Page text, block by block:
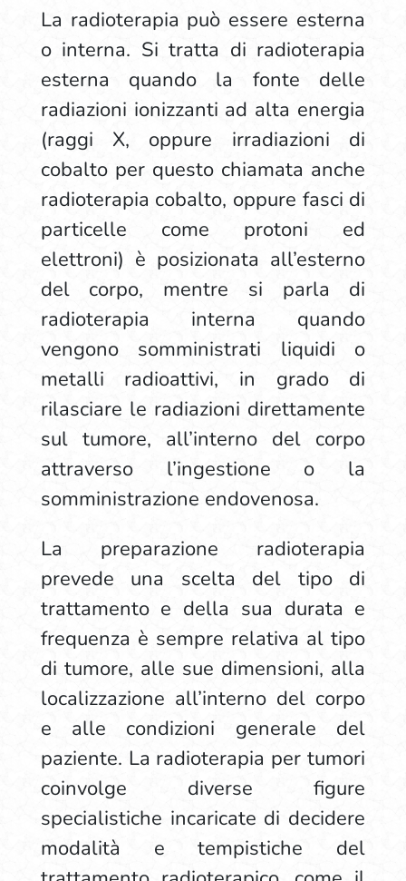
La radioterapia può essere esterna
o interna. Si tratta di radioterapia
esterna quando la fonte delle
radiazioni ionizzanti ad alta energia
(raggi X, oppure irradiazioni di
cobalto per questo chiamata anche
radioterapia cobalto, oppure fasci di
particelle come protoni ed
elettroni) è posizionata all’esterno
del corpo, mentre si parla di
radioterapia interna quando
vengono somministrati liquidi o
metalli radioattivi, in grado di
rilasciare le radiazioni direttamente
sul tumore, all’interno del corpo
attraverso l’ingestione o la
somministrazione endovenosa.
La preparazione radioterapia
prevede una scelta del tipo di
trattamento e della sua durata e
frequenza è sempre relativa al tipo
di tumore, alle sue dimensioni, alla
localizzazione all’interno del corpo
e alle condizioni generale del
paziente. La radioterapia per tumori
coinvolge diverse figure
specialistiche incaricate di decidere
modalità e tempistiche del